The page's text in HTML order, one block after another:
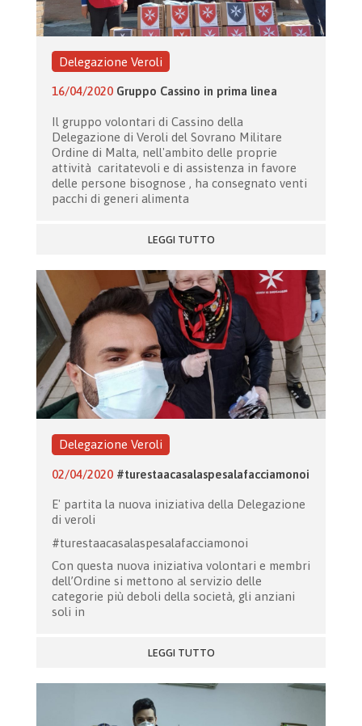
Delegazione Veroli
16/04/2020 Gruppo Cassino in prima linea
Il gruppo volontari di Cassino della
Delegazione di Veroli del Sovrano Militare
Ordine di Malta, nell'ambito delle proprie
attività caritatevoli e di assistenza in favore
delle persone bisognose , ha consegnato venti
pacchi di generi alimenta
LEGGI TUTTO
Delegazione Veroli
02/04/2020 #turestaacasalaspesalafacciamonoi
E' partita la nuova iniziativa della Delegazione
di veroli
#turestaacasalaspesalafacciamonoi
Con questa nuova iniziativa volontari e membri
dell’Ordine si mettono al servizio delle
categorie più deboli della società, gli anziani
soli in
LEGGI TUTTO